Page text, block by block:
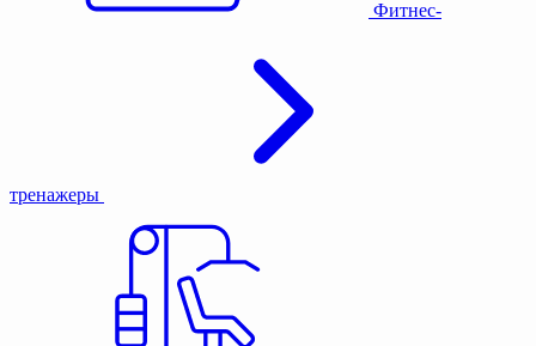
Фитнес-
тренажеры